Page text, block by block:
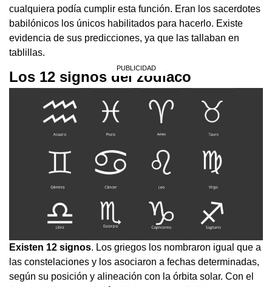
cualquiera podía cumplir esta función. Eran los sacerdotes
babilónicos los únicos habilitados para hacerlo. Existe
evidencia de sus predicciones, ya que las tallaban en
tablillas.
Los 12 signos del zodíaco
Existen 12 signos. Los griegos los nombraron igual que a
las constelaciones y los asociaron a fechas determinadas,
según su posición y alineación con la órbita solar. Con el